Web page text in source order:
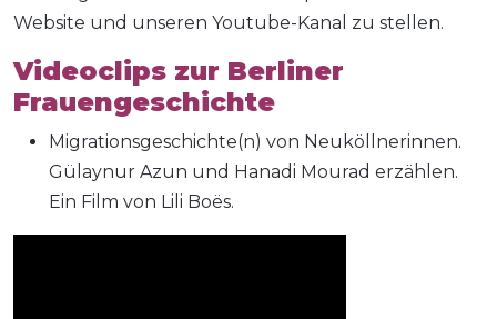
Website und unseren Youtube-Kanal zu stellen.
Videoclips zur Berliner
Frauengeschichte
Migrationsgeschichte(n) von Neuköllnerinnen.
Gülaynur Azun und Hanadi Mourad erzählen.
Ein Film von Lili Boës.